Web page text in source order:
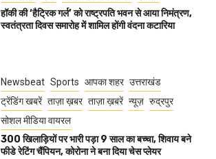
हॉकी की ‘हैट्रिक गर्ल’ को राष्ट्रपति भवन से आया निमंत्रण,
स्वतंत्रता दिवस समारोह में शामिल होंगी वंदना कटारिया
Newsbeat Sports आपका शहर उत्तराखंड
ट्रेंडिंग खबरें ताज़ा ख़बर ताज़ा ख़बरें न्यूज़ रुद्रपुर
सोशल मीडिया वायरल
300 खिलाड़ियों पर भारी पड़ा 9 साल का बच्चा, शिवाय बने
फीडे रेटिंग चैंपियन, कोरोना ने बना दिया चेस प्लेयर